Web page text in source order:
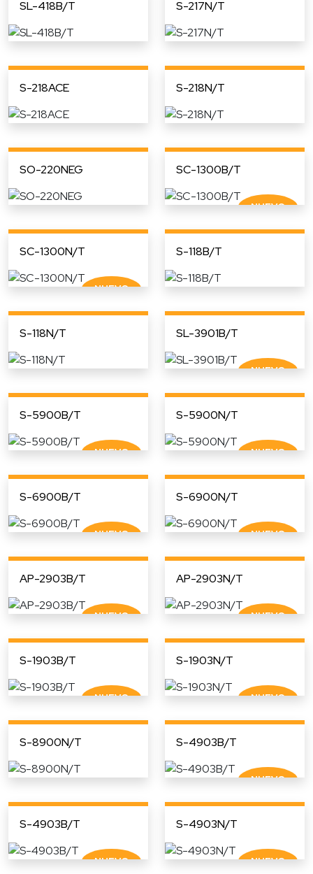
SL-418B/T S-217N/T
S-218ACE S-218N/T
SO-220NEG SC-1300B/T
SC-1300N/T S-118B/T
S-118N/T SL-3901B/T
S-5900B/T S-5900N/T
S-6900B/T S-6900N/T
AP-2903B/T AP-2903N/T
S-1903B/T S-1903N/T
S-8900N/T S-4903B/T
S-4903B/T S-4903N/T